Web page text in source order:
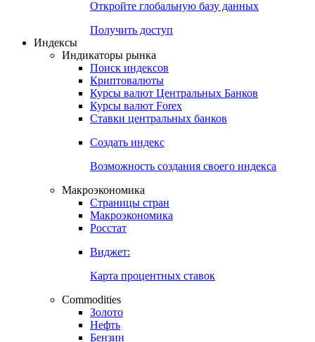
Календарь инвестора
Попробуйте7-дневный
Откройте глобальную базу данных
Получить доступ
Индикаторы рынка
Поиск индексов
Курсы валют Центральных Банков
Ставки центральных банков
Создать индекс
Возможность создания своего индекса
Страницы стран
Росстат
Виджет:
Карта процентных ставок